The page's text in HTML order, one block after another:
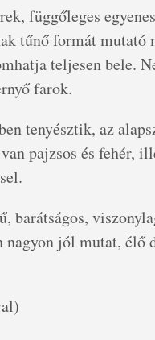
függőleges
tűnő formát mutató
teljesen bele.
farok.
tenyésztik, az
pajzsos és fehér,
barátságos,
nagyon jól mutat,